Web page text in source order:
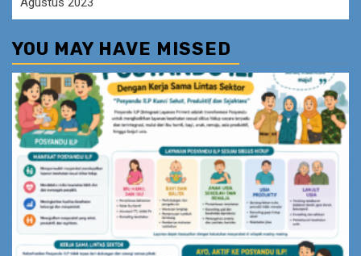
YOU MAY HAVE MISSED